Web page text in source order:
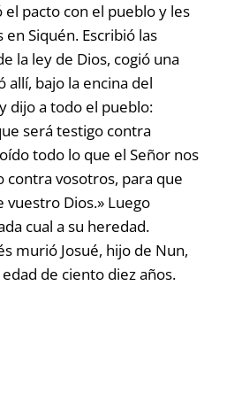
el pacto con el pueblo y les
Siquén. Escribió las
la ley de Dios, cogió una
allí, bajo la encina del
dijo a todo el pueblo:
será testigo contra
todo lo que el Señor nos
contra vosotros, para que
vuestro Dios.» Luego
cual a su heredad.
murió Josué, hijo de Nun,
de ciento diez años.